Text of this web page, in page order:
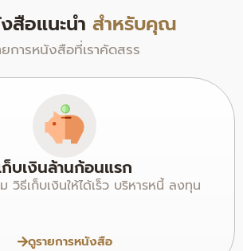
สือแนะนำ สำหรับคุณ
ยการหนังสือที่เราคัดสรร
ก็บเงินล้านก้อนแรก
วิธีเก็บเงินให้ได้เร็ว บริหารหนี้ ลงทุน
ดูรายการหนังสือ